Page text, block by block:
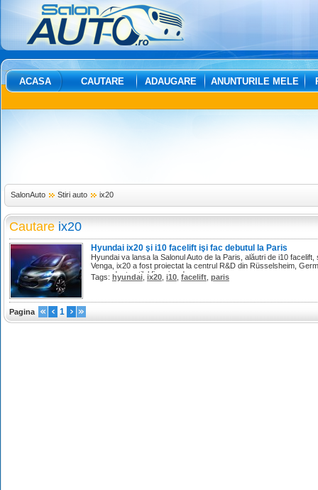
ACASA CAUTARE ADAUGARE ANUNTURILE MELE
SalonAuto Stiri auto ix20
Cautare ix20
Hyundai ix20 şi i10 facelift işi fac debutul la Paris
Hyundai va lansa la Salonul Auto de la Paris, alăutri de i10
Venga, ix20 a fost proiectat la centrul R&D din Rüsselsheim,
care adopta stilul firmei sud-coreene.
Tags: hyundai ix20 i10 facelift paris
Pagina 1